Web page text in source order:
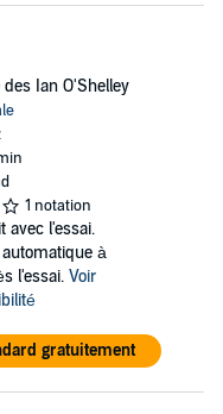
des Ian O'Shelley
1 notation
avec l'essai.
à
l'essai. Voir
gratuitement